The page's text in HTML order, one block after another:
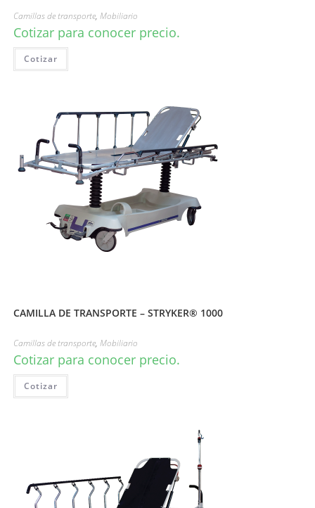
Camillas de transporte, Mobiliario
Cotizar para conocer precio.
Cotizar
CAMILLA DE TRANSPORTE – STRYKER® 1000
Camillas de transporte, Mobiliario
Cotizar para conocer precio.
Cotizar